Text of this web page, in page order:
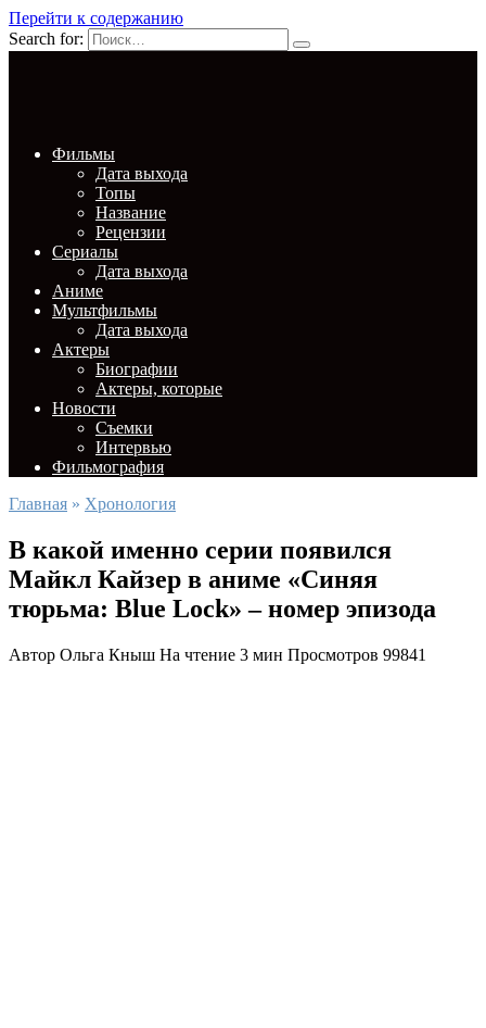
Перейти к содержанию
Search for:
Фильмы
Дата выхода
Топы
Название
Рецензии
Сериалы
Дата выхода
Аниме
Мультфильмы
Дата выхода
Актеры
Биографии
Актеры, которые
Новости
Съемки
Интервью
Фильмография
Главная » Хронология
В какой именно серии появился
Майкл Кайзер в аниме «Синяя
тюрьма: Blue Lock» – номер эпизода
Автор Ольга Кныш На чтение 3 мин Просмотров 99841